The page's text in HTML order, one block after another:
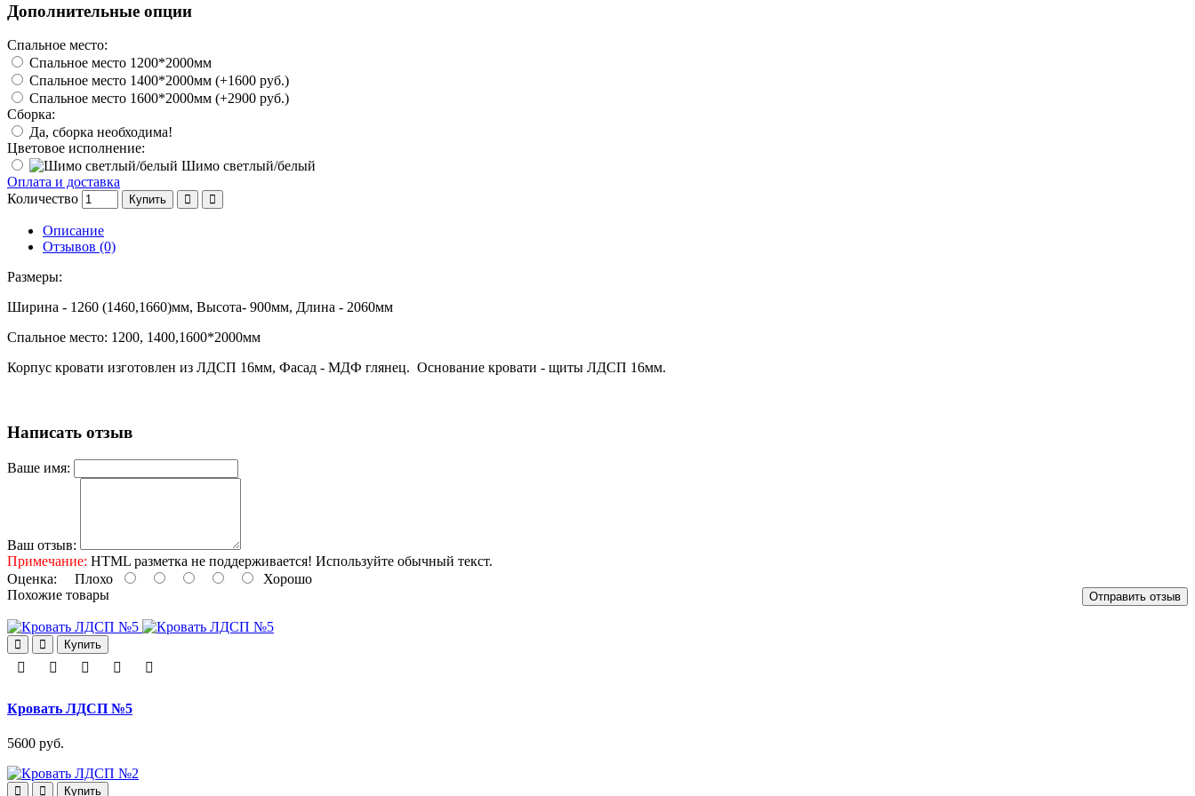
Дополнительные опции
Спальное место:
Спальное место 1200*2000мм
Спальное место 1400*2000мм (+1600 руб.)
Спальное место 1600*2000мм (+2900 руб.)
Сборка:
Да, сборка необходима!
Цветовое исполнение:
Шимо светлый/белый
Оплата и доставка
Количество
Купить
Описание
Отзывов (0)
Размеры:
Ширина - 1260 (1460,1660)мм, Высота- 900мм, Длина - 2060мм
Спальное место: 1200, 1400,1600*2000мм
Корпус кровати изготовлен из ЛДСП 16мм, Фасад - МДФ глянец. Основание кровати - щиты ЛДСП 16мм.
Написать отзыв
Ваше имя:
Ваш отзыв:
Примечание: HTML разметка не поддерживается! Используйте обычный текст.
Оценка: Плохо Хорошо
Отправить отзыв
Похожие товары
Купить
Кровать ЛДСП №5
5600 руб.
Купить